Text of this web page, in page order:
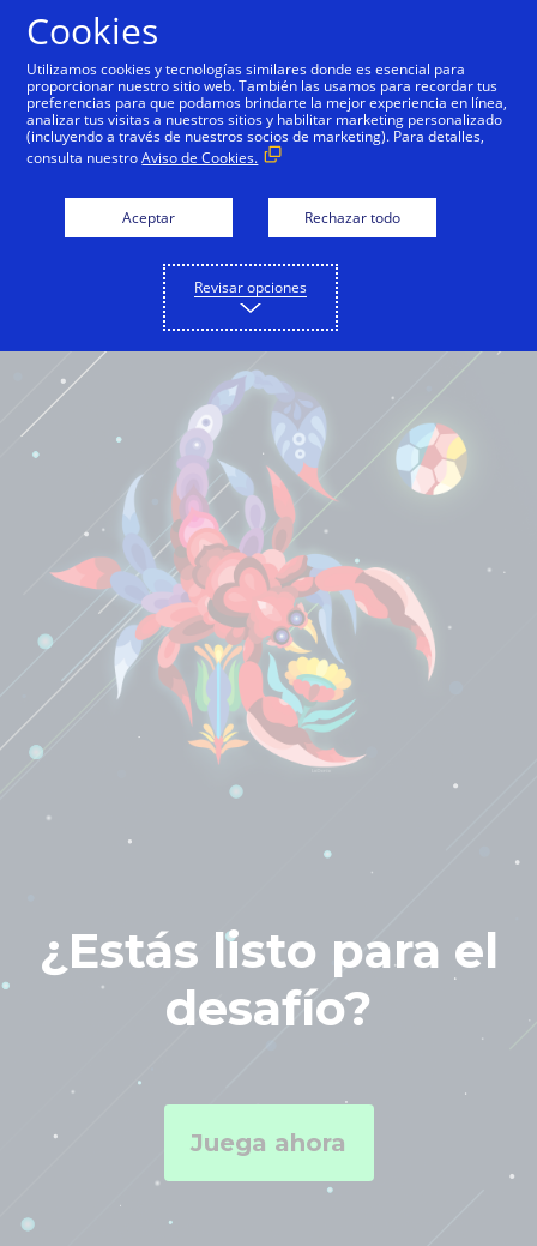
Español
¿Estás listo para el
desafío?
Juega ahora
Cookies
Utilizamos cookies y tecnologías similares donde es esencial para
proporcionar nuestro sitio web. También las usamos para recordar tus
preferencias para que podamos brindarte la mejor experiencia en línea,
analizar tus visitas a nuestros sitios y habilitar marketing personalizado
(incluyendo a través de nuestros socios de marketing). Para detalles,
consulta nuestroAviso de Cookies.
Aceptar Rechazar todo
Revisar opciones